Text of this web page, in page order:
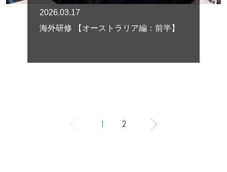
2026.03.17
海外研修 【オーストラリア編：前半】
1 2